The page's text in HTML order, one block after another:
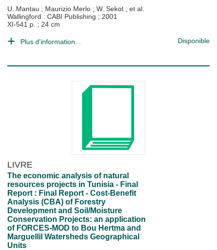
U. Mantau ; Maurizio Merlo ; W. Sekot ; et al.
Wallingford : CABI Publishing ; 2001
XI-541 p. ; 24 cm
Plus d'information... Disponible
LIVRE
The economic analysis of natural
resources projects in Tunisia - Final
Report : Final Report - Cost-Benefit
Analysis (CBA) of Forestry
Development and Soil/Moisture
Conservation Projects: an application
of FORCES-MOD to Bou Hertma and
Marguellil Watersheds Geographical
Units